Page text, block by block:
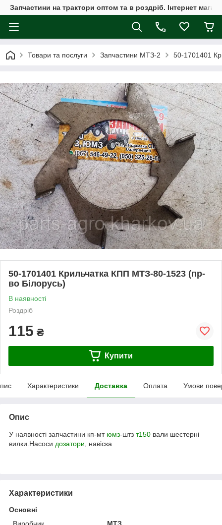
Запчастини на трактори оптом та в роздріб. Інтернет
Товари та послуги Запчастини МТЗ-2 50-1701401
50-1701401 Крильчатка КПП МТЗ-80-1523 (пр-
во Білорусь)
В наявності
Роздріб
115 ₴
Купити
Характеристики Доставка Оплата Умови
Опис
У наявності запчастини кп-мт юмз-штз т150 вали шестерні
вилки.Насоси дозатори , навіска
Характеристики
Основні
Виробник
МТЗ